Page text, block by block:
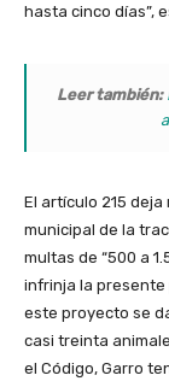
hasta cinco días”,
Leer también:
El artículo 215
municipal de la
multas de “500 a
infrinja la presente
este proyecto se
casi treinta
el Código, Garro